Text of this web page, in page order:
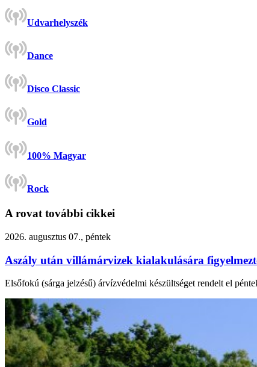
Udvarhelyszék
Dance
Disco Classic
Gold
100% Magyar
Rock
A rovat további cikkei
2026. augusztus 07., péntek
Aszály után villámárvizek kialakulására
Elsőfokú (sárga jelzésű) árvízvédelmi készültséget rendelt el